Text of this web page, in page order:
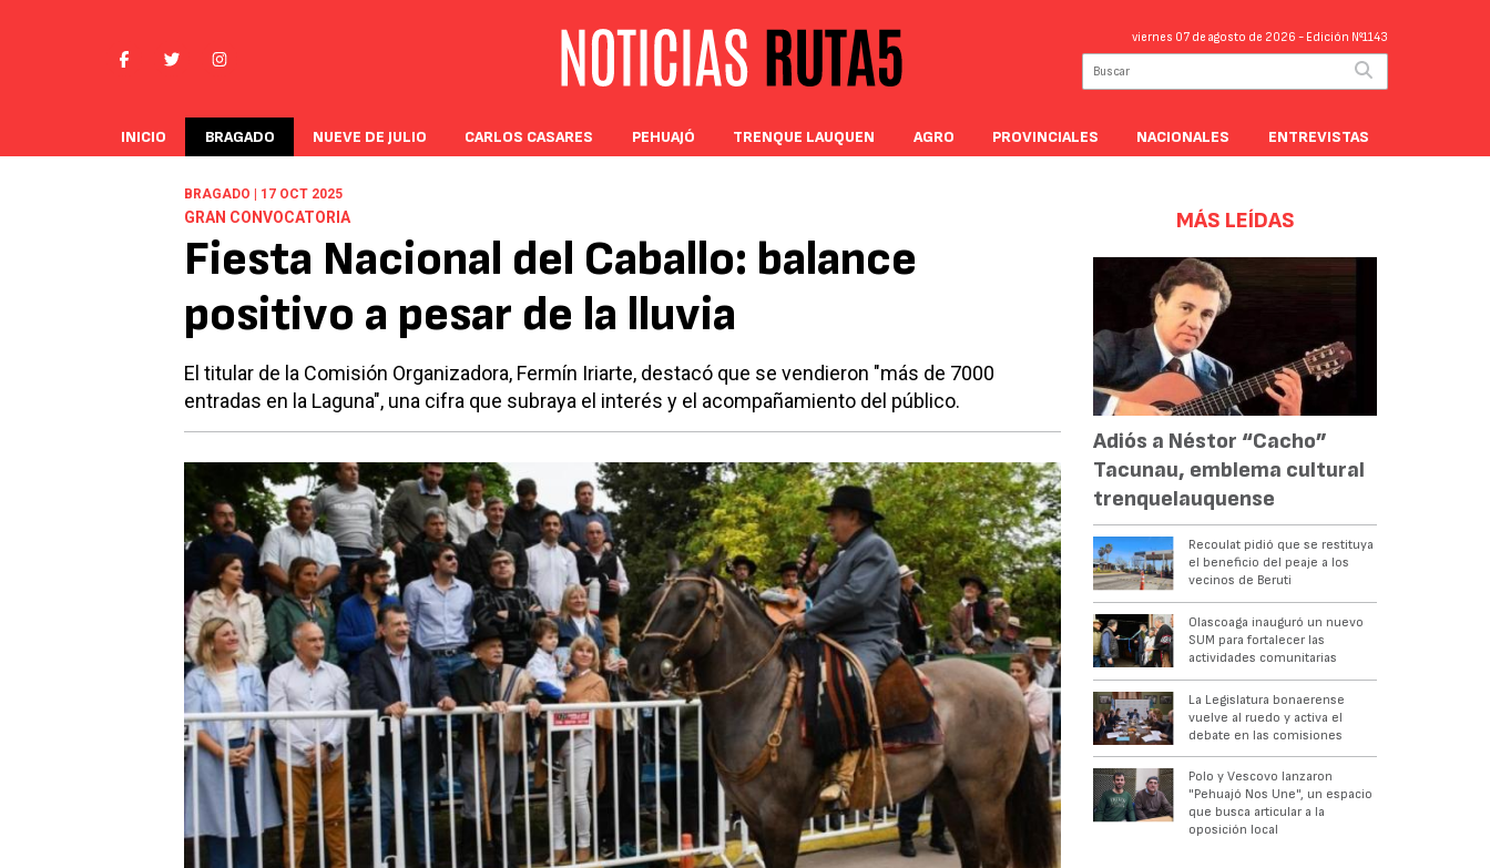
viernes 07 de agosto de 2026 - Edición Nº1143
INICIO BRAGADO NUEVE DE JULIO CARLOS CASARES PEHUAJÓ TRENQUE LAUQUEN AGRO PROVINCIALES NACIONALES ENTREVISTAS
BRAGADO | 17 OCT 2025
GRAN CONVOCATORIA
Fiesta Nacional del Caballo: balance
positivo a pesar de la lluvia
El titular de la Comisión Organizadora, Fermín Iriarte, destacó que se vendieron "más de 7000
entradas en la Laguna", una cifra que subraya el interés y el acompañamiento del público.
MÁS LEÍDAS
Adiós a Néstor “Cacho”
Tacunau, emblema cultural
trenquelauquense
Recoulat pidió que se restituya
el beneficio del peaje a los
vecinos de Beruti
Olascoaga inauguró un nuevo
SUM para fortalecer las
actividades comunitarias
La Legislatura bonaerense
vuelve al ruedo y activa el
debate en las comisiones
Polo y Vescovo lanzaron
"Pehuajó Nos Une", un espacio
que busca articular a la
oposición local